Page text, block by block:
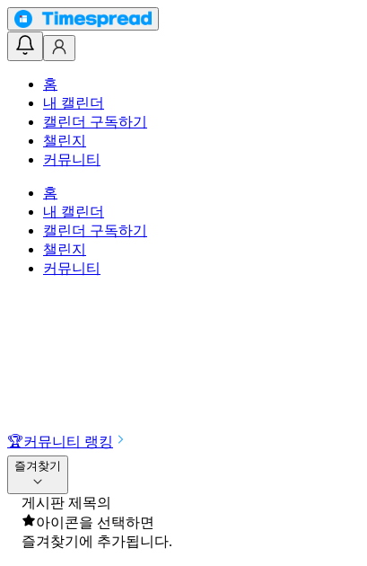
홈
내 캘린더
캘린더 구독하기
챌린지
커뮤니티
홈
내 캘린더
캘린더 구독하기
챌린지
커뮤니티
🏆커뮤니티 랭킹
즐겨찾기
게시판 제목의
아이콘을 선택하면
즐겨찾기에 추가됩니다.